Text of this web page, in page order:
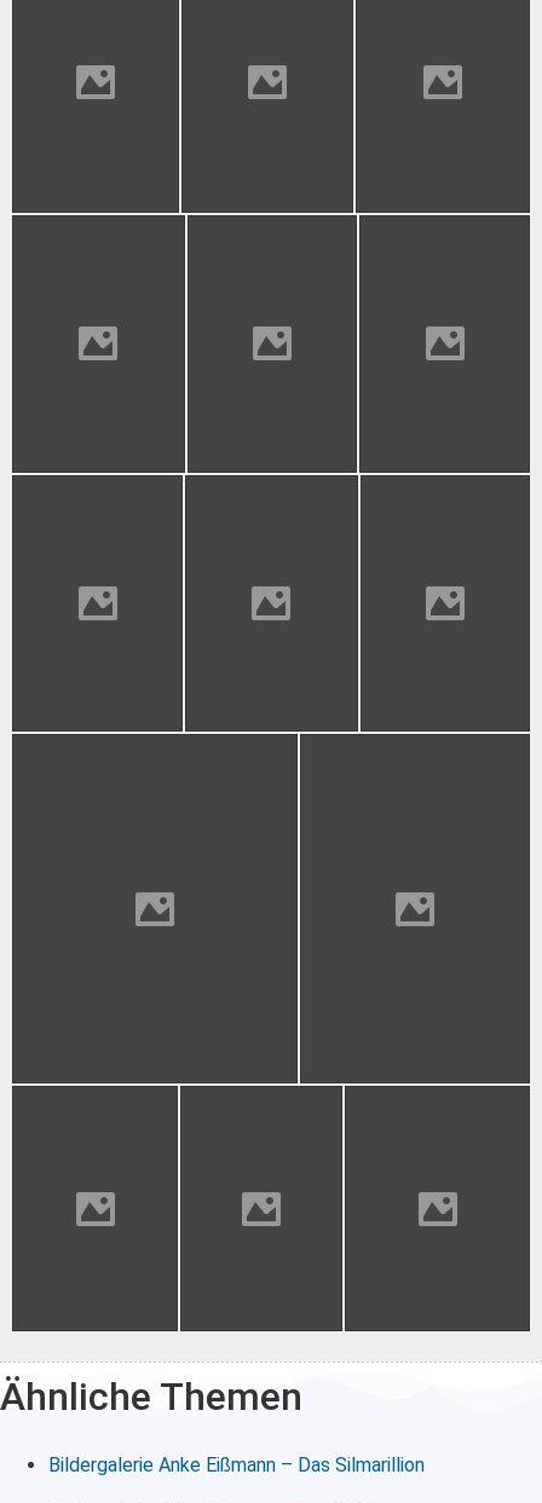
Ähnliche Themen
Bildergalerie Anke Eißmann – Das Silmarillion